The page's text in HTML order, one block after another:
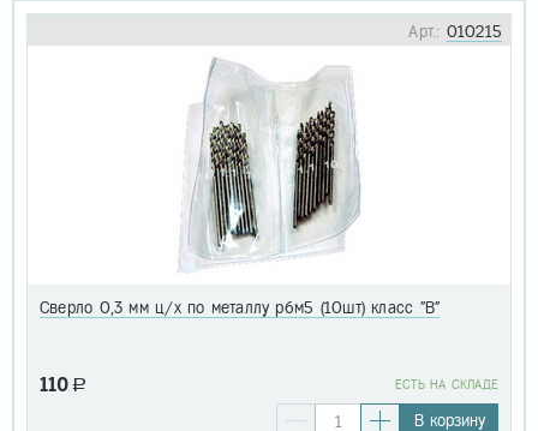
Арт.: 010215
Сверло 0,3 мм ц/х по металлу р6м5 (10шт) класс "В"
110 a EСТЬ НА СКЛАДЕ
В корзину